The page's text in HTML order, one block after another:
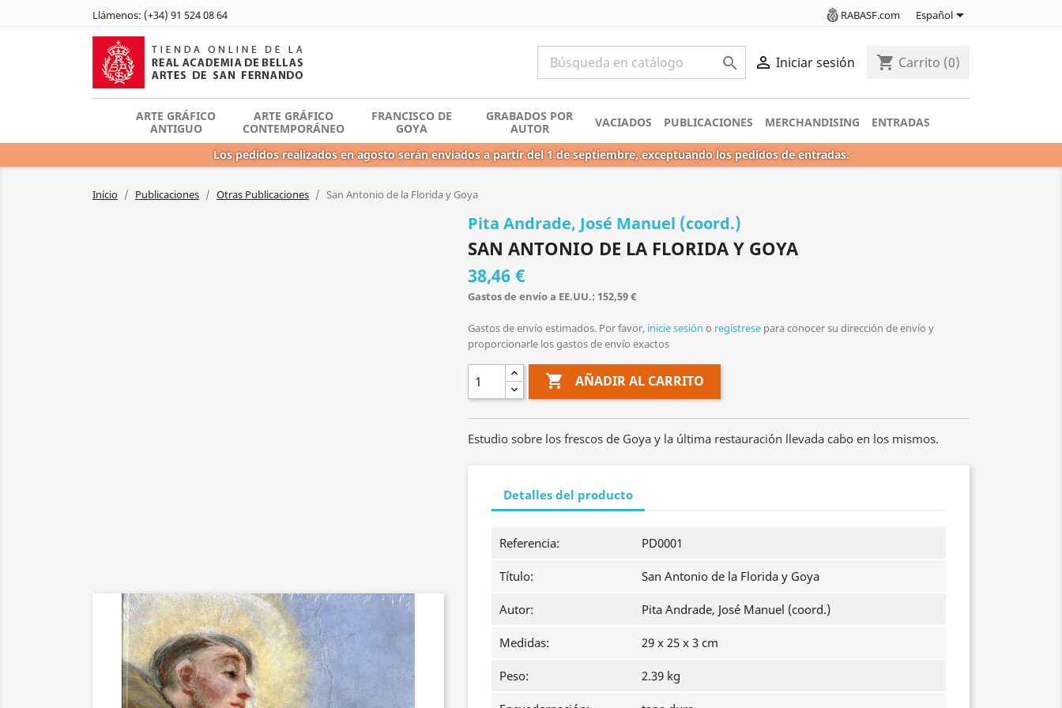
Llámenos: (+34) 91 524 08 64 RABASF.com Español
  Iniciar sesión shopping_cart Carrito (0)
ARTE GRÁFICO
ANTIGUO
ARTE GRÁFICO
CONTEMPORÁNEO
FRANCISCO DE
GOYA
GRABADOS POR
AUTOR
VACIADOS PUBLICACIONES MERCHANDISING ENTRADAS
Los pedidos realizados en agosto serán enviados a partir del 1 de septiembre, exceptuando los pedidos de entradas.
Inicio Publicaciones Otras Publicaciones San Antonio de la Florida y Goya
Pita Andrade, José Manuel (coord.)
SAN ANTONIO DE LA FLORIDA Y GOYA
38,46 €
Gastos de envío a EE.UU.: 152,59 €
Gastos de envío estimados. Por favor, inicie sesión o regístrese para conocer su dirección de envío y
proporcionarle los gastos de envío exactos
 AÑADIR AL CARRITO
Estudio sobre los frescos de Goya y la última restauración llevada cabo en los mismos.
Detalles del producto
Referencia: PD0001
Título: San Antonio de la Florida y Goya
Autor: Pita Andrade, José Manuel (coord.)
Medidas: 29 x 25 x 3 cm
Peso: 2.39 kg